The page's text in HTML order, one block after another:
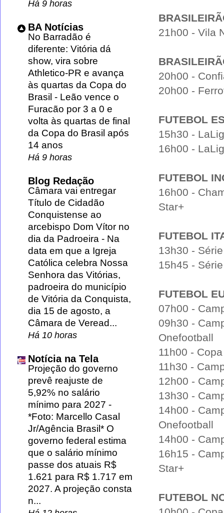
21h00 - Vila
20h00 -
20h00 -
FUTEBOL
15h30 -
16h00 -
FUTEBOL
16h00 -
Star+
FUTEBOL
13h30 -
15h45 -
FUTEBOL
07h00 -
09h30 -
Onefootball
11h00 -
11h30 -
12h00 -
13h30 -
14h00 -
Onefootball
14h00 -
16h15 -
Star+
FUTEBOL
Há 9 horas
BA Notícias
No Barradão é
diferente: Vitória dá
show, vira sobre
Athletico-PR e avança
às quartas da Copa do
Brasil - Leão vence o
Furacão por 3 a 0 e
volta às quartas de final
da Copa do Brasil após
14 anos
Há 9 horas
Blog Redação
Câmara vai entregar
Título de Cidadão
Conquistense ao
arcebispo Dom Vítor no
dia da Padroeira - Na
data em que a Igreja
Católica celebra Nossa
Senhora das Vitórias,
padroeira do município
de Vitória da Conquista,
dia 15 de agosto, a
Câmara de Veread...
Há 10 horas
Notícia na Tela
Projeção do governo
prevê reajuste de
5,92% no salário
mínimo para 2027 -
*Foto: Marcello Casal
Jr/Agência Brasil* O
governo federal estima
que o salário mínimo
passe dos atuais R$
1.621 para R$ 1.717 em
2027. A projeção consta
n...